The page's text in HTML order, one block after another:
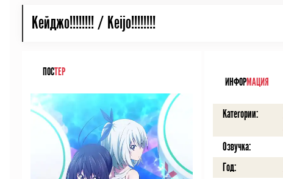
Кейджо!!!!!!!! / Keijo!!!!!!!!
ПОСТЕР
ИНФОРМАЦИЯ
Категории:
Озвучка:
Год: